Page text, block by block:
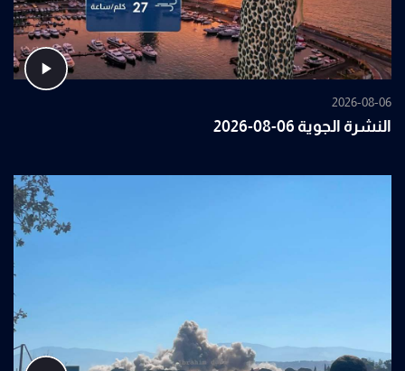
2026-08-06
النشرة الجوية 06-08-2026